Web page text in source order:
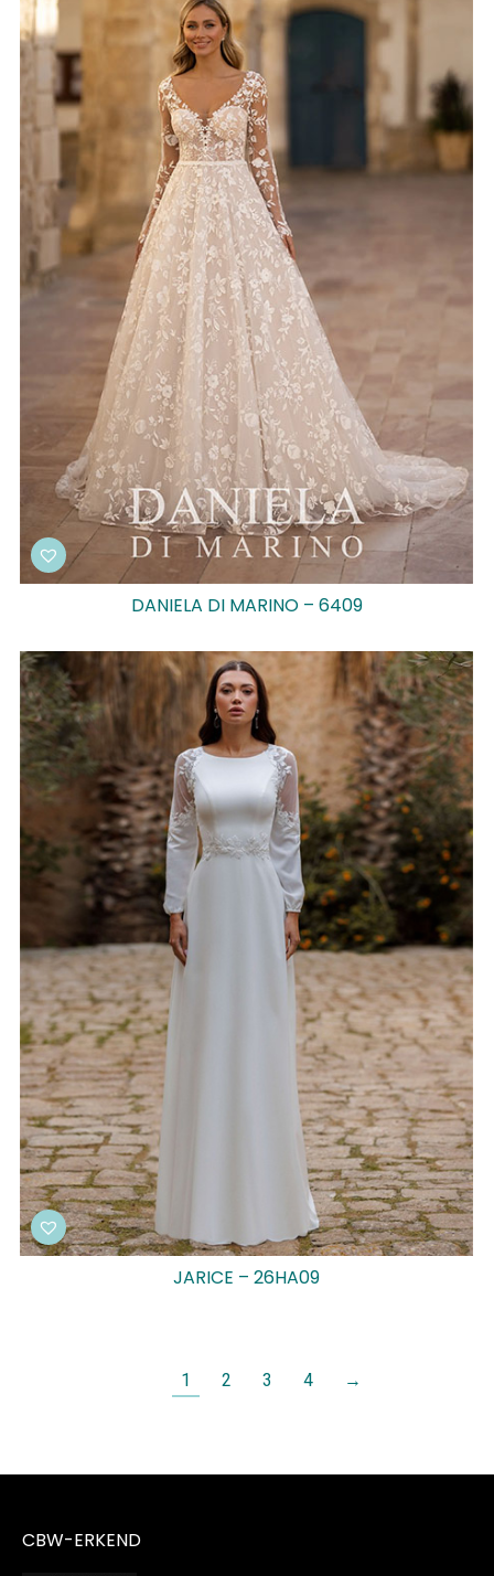
DANIELA DI MARINO – 6409
JARICE – 26HA09
1 2 3 4 →
CBW-ERKEND